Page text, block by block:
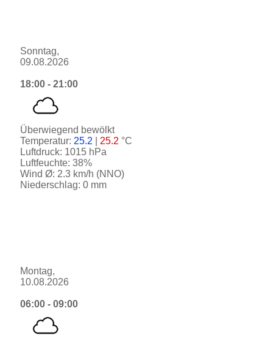
Sonntag,
09.08.2026
18:00 - 21:00
Überwiegend bewölkt
Temperatur: 25.2 25.2 °C
Luftdruck: 1015 hPa
Luftfeuchte: 38%
Wind Ø: 2.3 km/h (NNO)
Niederschlag: 0 mm
Montag,
10.08.2026
06:00 - 09:00